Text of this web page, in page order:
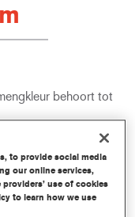
behoort tot
nauwkeurige
en de
to provide social media
our online services,
use of cookies
to learn how we use